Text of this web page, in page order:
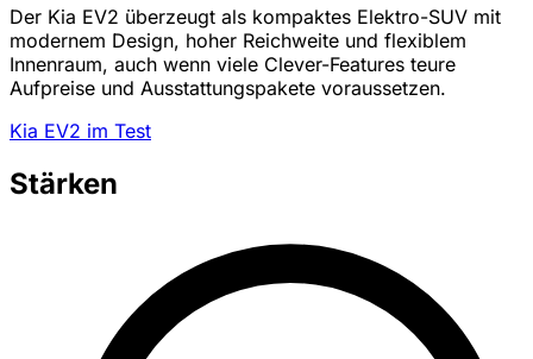
Der Kia EV2 überzeugt als kompaktes Elektro-SUV mit
modernem Design, hoher Reichweite und flexiblem
Innenraum, auch wenn viele Clever-Features teure
Aufpreise und Ausstattungspakete voraussetzen.
Kia EV2 im Test
Stärken